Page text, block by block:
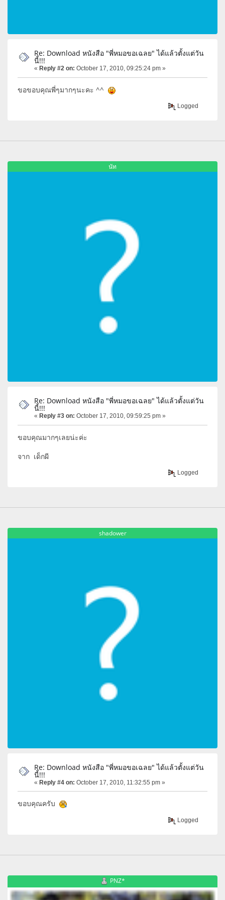
Re: Download หนังสือ "พี่หมอขอเฉลย" ได้แล้วตั้งแต่วัน
นี้!!!
« Reply #2 on: October 17, 2010, 09:25:24 pm »
ขอขอบคุณพี่ๆมากๆนะคะ ^^
Logged
นัท
Re: Download หนังสือ "พี่หมอขอเฉลย" ได้แล้วตั้งแต่วัน
นี้!!!
« Reply #3 on: October 17, 2010, 09:59:25 pm »
ขอบคุณมากๆเลยน่ะค่ะ
จาก เด็กผี
Logged
shadower
Re: Download หนังสือ "พี่หมอขอเฉลย" ได้แล้วตั้งแต่วัน
นี้!!!
« Reply #4 on: October 17, 2010, 11:32:55 pm »
ขอบคุณครับ
Logged
PNZ*